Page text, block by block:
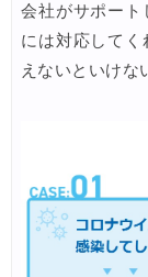
会社がサポート
には対応して
えないといけな